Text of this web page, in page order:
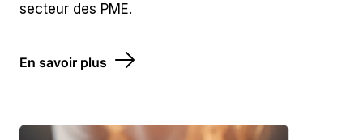
secteur des PME.
En savoir plus